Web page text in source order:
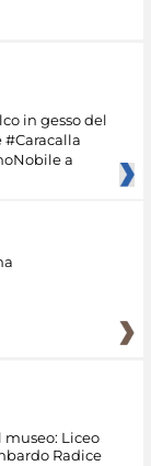
in gesso del
#Caracalla
a
museo: Liceo
Radice